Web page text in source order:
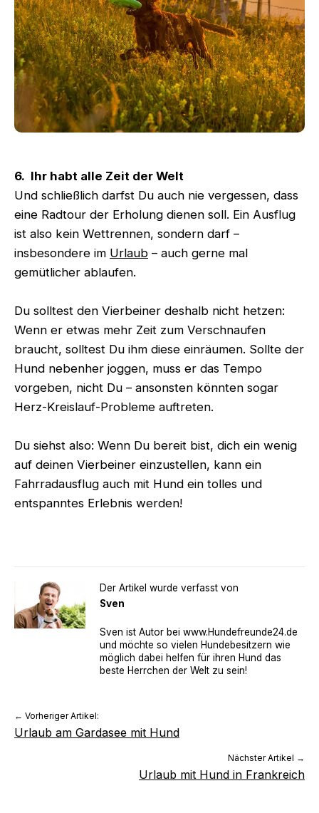
6. Ihr habt alle Zeit der Welt
Und schließlich darfst Du auch nie vergessen, dass
eine Radtour der Erholung dienen soll. Ein Ausflug
ist also kein Wettrennen, sondern darf –
insbesondere im Urlaub – auch gerne mal
gemütlicher ablaufen.
Du solltest den Vierbeiner deshalb nicht hetzen:
Wenn er etwas mehr Zeit zum Verschnaufen
braucht, solltest Du ihm diese einräumen. Sollte der
Hund nebenher joggen, muss er das Tempo
vorgeben, nicht Du – ansonsten könnten sogar
Herz-Kreislauf-Probleme auftreten.
Du siehst also: Wenn Du bereit bist, dich ein wenig
auf deinen Vierbeiner einzustellen, kann ein
Fahrradausflug auch mit Hund ein tolles und
entspanntes Erlebnis werden!
Der Artikel wurde verfasst von
Sven
Sven ist Autor bei www.Hundefreunde24.de
und möchte so vielen Hundebesitzern wie
möglich dabei helfen für ihren Hund das
beste Herrchen der Welt zu sein!
← Vorheriger Artikel:
Urlaub am Gardasee mit Hund
Nächster Artikel →
Urlaub mit Hund in Frankreich